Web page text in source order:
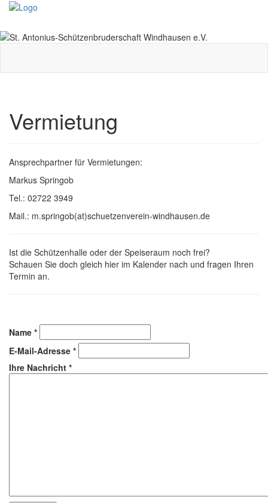
Vermietung
Ansprechpartner für Vermietungen:
Markus Springob
Tel.: 02722 3949
Mail.: m.springob(at)schuetzenverein-windhausen.de
Ist die Schützenhalle oder der Speiseraum noch frei?
Schauen Sie doch gleich hier im Kalender nach und fragen Ihren
Termin an.
Name *
E-Mail-Adresse *
Ihre Nachricht *